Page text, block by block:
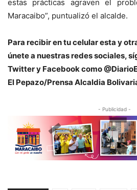
estas prácticas agraven el
Maracaibo”, puntualizó el alcalde.
Para recibir en tu celular esta y
únete a nuestras redes sociales,
Twitter y Facebook como
El Pepazo/Prensa Alcaldia
- Publicidad -